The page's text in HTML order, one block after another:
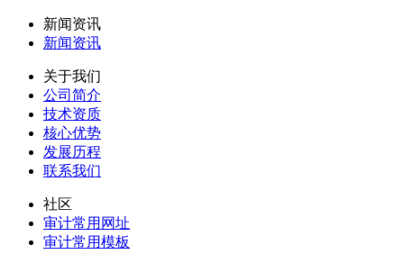
新闻资讯
新闻资讯
关于我们
公司简介
技术资质
核心优势
发展历程
联系我们
社区
审计常用网址
审计常用模板